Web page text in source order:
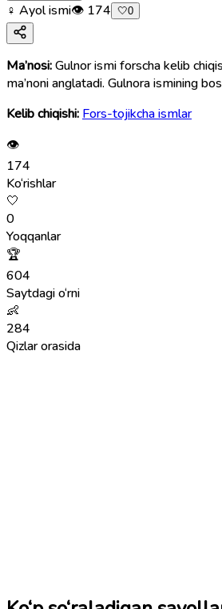
♀ Ayol ismi👁 174 🤍0
Ma’nosi:Gulnor ismi forscha kelib
ma’noni anglatadi. Gulnora ismining
Kelib chiqishi: Fors-tojikcha ismlar
👁
174
Ko‘rishlar
🤍
0
Yoqqanlar
🏆
604
Saytdagi o‘rni
👶
284
Qizlar orasida